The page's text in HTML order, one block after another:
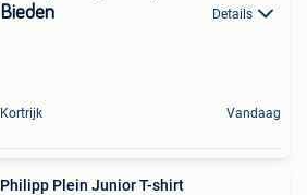
Bieden Details
Kortrijk Vandaag
Philipp Plein Junior T-shirt